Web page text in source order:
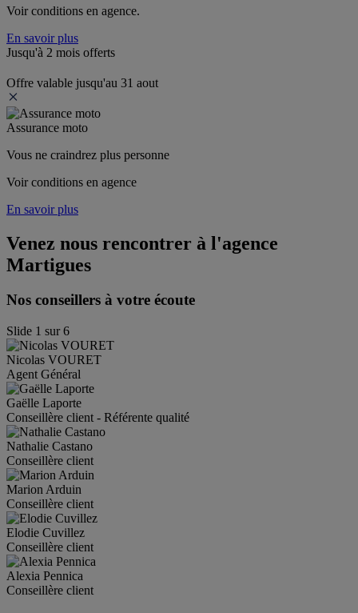
Voir conditions en agence.
En savoir plus
Jusqu'à 2 mois offerts
Offre valable jusqu'au 31 aout
Assurance moto
Vous ne craindrez plus personne
Voir conditions en agence
En savoir plus
Venez nous rencontrer à l'agence
Martigues
Nos conseillers à votre écoute
Slide 1 sur6
Nicolas VOURET
Agent Général
Gaëlle Laporte
Conseillère client - Référente qualité
Nathalie Castano
Conseillère client
Marion Arduin
Conseillère client
Elodie Cuvillez
Conseillère client
Alexia Pennica
Conseillère client